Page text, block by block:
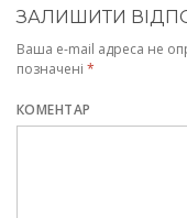
ЗАЛИШИТИ
Ваша e-mail адреса не
позначені *
КОМЕНТАР